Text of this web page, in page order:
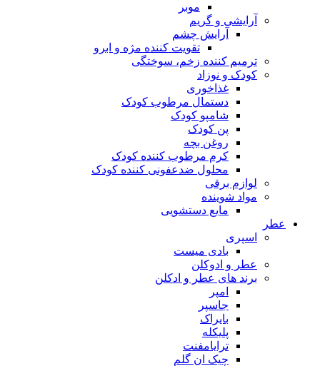
آرایشی و گریم
آرایش چشم
تقویت کننده مژه و ابرو
ترمیم کننده زخم، سوختگی
کودک و نوزاد
غذاخوری
دستمال مرطوب کودک
شامپو کودک
پن کودک
روغن بچه
کرم مرطوب کننده کودک
محلول ضدعفونی کننده کودک
لوازم برقی
مواد شوینده
مایع دستشویی
اسپری
بادی میست
عطر و ادوکلن
برند های عطر و ادکلن
ترایامفنت
چیک ان گلم